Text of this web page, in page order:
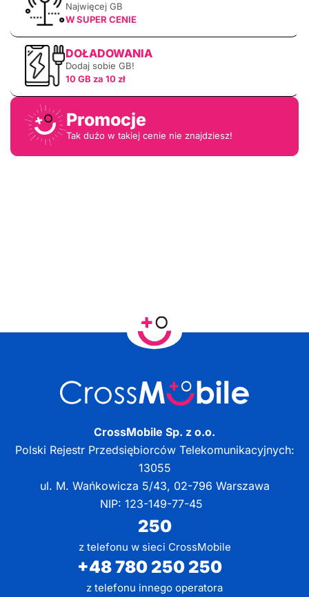
Najwięcej GB
W SUPER CENIE
DOŁADOWANIA
Dodaj sobie GB!
10 GB za 10 zł
Promocje
Tak dużo w takiej cenie nie znajdziesz!
CrossMobile Sp. z o.o.
Polski Rejestr Przedsiębiorców Telekomunikacyjnych:
13055
ul. M. Wańkowicza 5/43, 02-796 Warszawa
NIP: 123-149-77-45
250
z telefonu w sieci CrossMobile
+48 780 250 250
z telefonu innego operatora